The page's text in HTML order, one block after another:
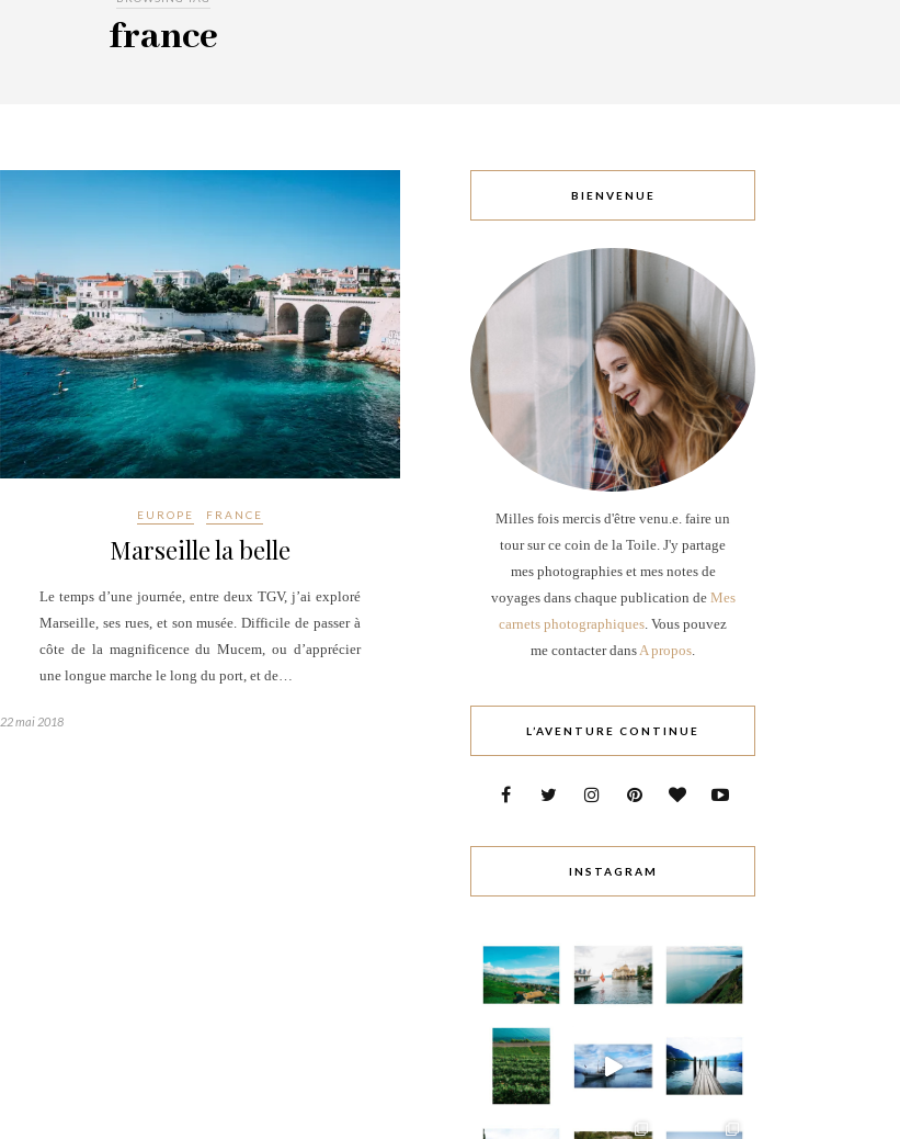
france
EUROPE FRANCE
Marseille la belle
Le temps d’une journée, entre deux TGV, j’ai exploré
Marseille, ses rues, et son musée. Difficile de passer à
côte de la magnificence du Mucem, ou d’apprécier
une longue marche le long du port, et de…
22 mai 2018
BIENVENUE
Milles fois mercis d'être venu.e. faire un
tour sur ce coin de la Toile. J'y partage
mes photographies et mes notes de
voyages dans chaque publication de Mes
carnets photographiques. Vous pouvez
me contacter dansA propos.
L’AVENTURE CONTINUE
INSTAGRAM